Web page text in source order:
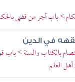
> باب أجر من قضى
في الدين
بالكتاب والسنة > باب
العلم